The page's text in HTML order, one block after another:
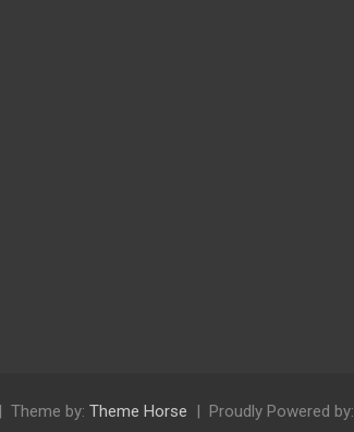
Theme by: Theme Horse Proudly Powered by: